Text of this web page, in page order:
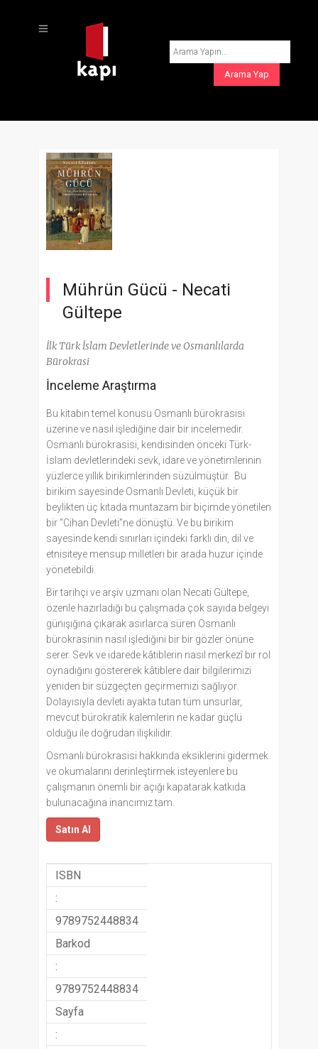
Mührün Gücü - Necati
Gültepe
İlk Türk İslam Devletlerinde ve Osmanlılarda
Bürokrasi
İnceleme Araştırma
Bu kitabın temel konusu Osmanlı bürokrasisi
üzerine ve nasıl işlediğine dair bir incelemedir.
Osmanlı bürokrasisi, kendisinden önceki Türk-
İslam devletlerindeki sevk, idare ve yönetimlerinin
yüzlerce yıllık birikimlerinden süzülmüştür. Bu
birikim sayesinde Osmanlı Devleti, küçük bir
beylikten üç kıtada muntazam bir biçimde yönetilen
bir “Cihan Devleti”ne dönüştü. Ve bu birikim
sayesinde kendi sınırları içindeki farklı din, dil ve
etnisiteye mensup milletleri bir arada huzur içinde
yönetebildi.
Bir tarihçi ve arşiv uzmanı olan Necati Gültepe,
özenle hazırladığı bu çalışmada çok sayıda belgeyi
günışığına çıkarak asırlarca süren Osmanlı
bürokrasinin nasıl işlediğini bir bir gözler önüne
serer. Sevk ve idarede kâtiblerin nasıl merkezî bir rol
oynadığını göstererek kâtiblere dair bilgilerimizi
yeniden bir süzgeçten geçirmemizi sağlıyor.
Dolayısıyla devleti ayakta tutan tüm unsurlar,
mevcut bürokratik kalemlerin ne kadar güçlü
olduğu ile doğrudan ilişkilidir.
Osmanlı bürokrasisi hakkında eksiklerini gidermek
ve okumalarını derinleştirmek isteyenlere bu
çalışmanın önemli bir açığı kapatarak katkıda
bulunacağına inancımız tam.
Satın Al
ISBN
:
9789752448834
Barkod
:
9789752448834
Sayfa
: